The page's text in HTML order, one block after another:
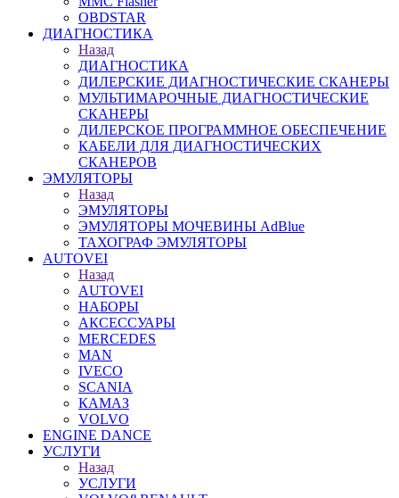
OBDSTAR
ДИАГНОСТИКА
Назад
ДИАГНОСТИКА
ДИЛЕРСКИЕ ДИАГНОСТИЧЕСКИЕ СКАНЕРЫ
МУЛЬТИМАРОЧНЫЕ ДИАГНОСТИЧЕСКИЕ
СКАНЕРЫ
ДИЛЕРСКОЕ ПРОГРАММНОЕ ОБЕСПЕЧЕНИЕ
КАБЕЛИ ДЛЯ ДИАГНОСТИЧЕСКИХ
СКАНЕРОВ
ЭМУЛЯТОРЫ
Назад
ЭМУЛЯТОРЫ
ЭМУЛЯТОРЫ МОЧЕВИНЫ АdBlue
ТАХОГРАФ ЭМУЛЯТОРЫ
AUTOVEI
Назад
AUTOVEI
НАБОРЫ
АКСЕССУАРЫ
MERCEDES
MAN
IVECO
SCANIA
КАМАЗ
VOLVO
ENGINE DANCE
УСЛУГИ
Назад
УСЛУГИ